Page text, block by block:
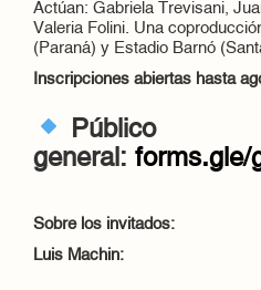
Actúan: Gabriela Trevisani,
Valeria Folini. Una
(Paraná) y Estadio Barnó
Inscripciones abiertas hasta
Público
general: forms.gle/
Sobre los invitados:
Luis Machin: